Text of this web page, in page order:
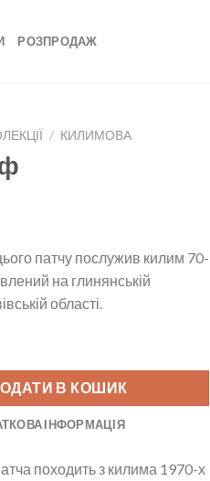
РОЗПРОДАЖ
/ КИЛИМОВА
патчу послужив килим 70-
на глинянській
області.
В КОШИК
ІНФОРМАЦІЯ
походить з килима 1970-х